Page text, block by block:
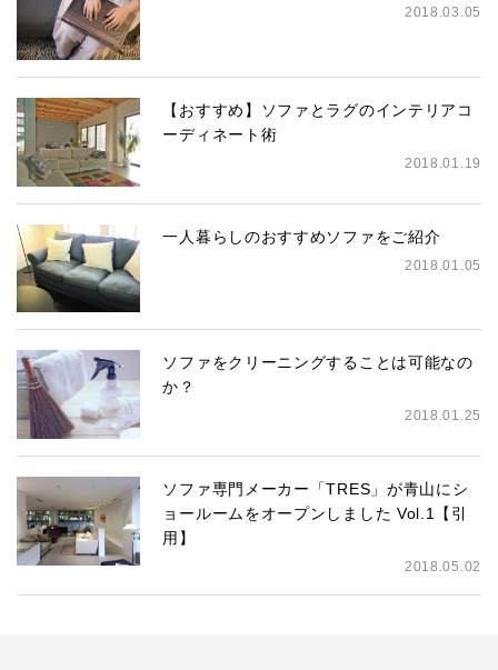
2018.03.05
【おすすめ】ソファとラグのインテリアコ
ーディネート術
2018.01.19
一人暮らしのおすすめソファをご紹介
2018.01.05
ソファをクリーニングすることは可能なの
か？
2018.01.25
ソファ専門メーカー「TRES」が青山にシ
ョールームをオープンしました Vol.1【引
用】
2018.05.02